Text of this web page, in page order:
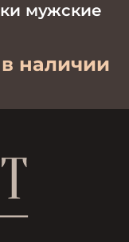
мужские
наличии